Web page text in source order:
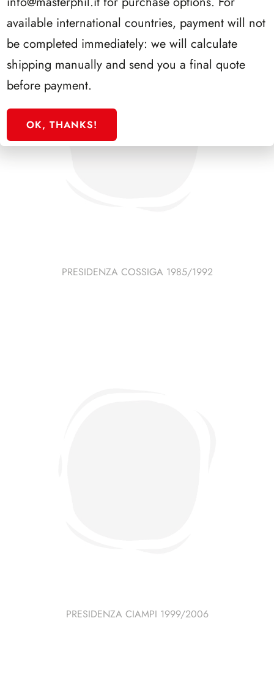
PRESIDENZA COSSIGA 1985/1992
PRESIDENZA CIAMPI 1999/2006
available international countries, payment will not
be completed immediately: we will calculate
shipping manually and send you a final quote
before payment.
OK, THANKS!